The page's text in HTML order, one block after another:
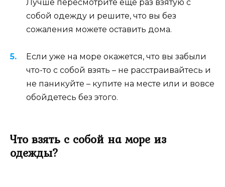
Лучше пересмотрите еще раз взятую с
собой одежду и решите, что вы без
сожаления можете оставить дома.
Если уже на море окажется, что вы забыли
что-то с собой взять – не расстраивайтесь и
не паникуйте – купите на месте или и вовсе
обойдетесь без этого.
Что взять с собой на море из
одежды?